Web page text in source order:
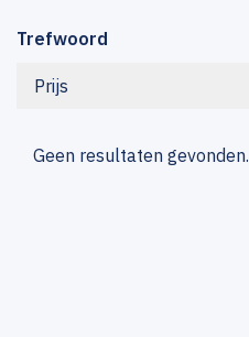
Trefwoord
Prijs
Geen resultaten gevonden.